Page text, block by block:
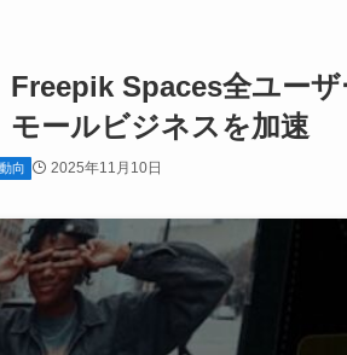
Freepik Spaces全ユー
モールビジネスを加速
向 2025年11月10日